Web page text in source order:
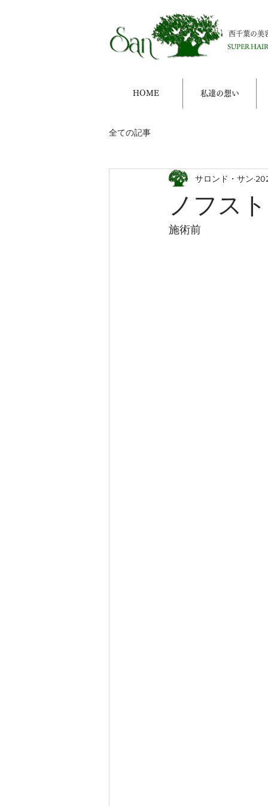
西千葉の美
HOME 私達の想い
全ての記事
ノフス
サロンド・サン
施術前